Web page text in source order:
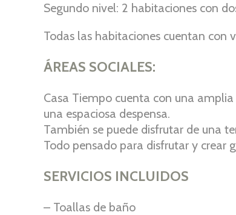
Segundo nivel: 2 habitaciones con
Todas las habitaciones cuentan
ÁREAS SOCIALES:
Casa Tiempo cuenta con una
una espaciosa despensa.
También se puede disfrutar de una
Todo pensado para disfrutar y crear
SERVICIOS INCLUIDOS
– Toallas de baño